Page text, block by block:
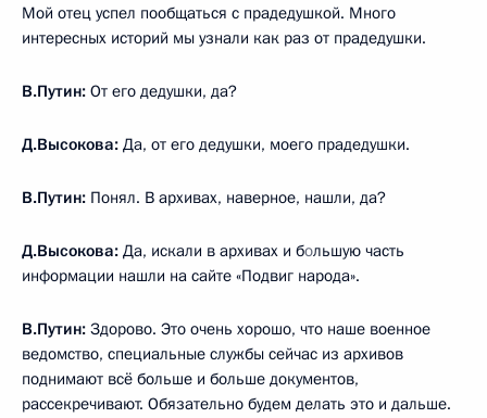
Мой отец успел пообщаться с прадедушкой. Много
интересных историй мы узнали как раз от прадедушки.
В.Путин: От его дедушки, да?
Д.Высокова: Да, от его дедушки, моего прадедушки.
В.Путин: Понял. В архивах, наверное, нашли, да?
Д.Высокова: Да, искали в архивах и большую часть
информации нашли на сайте «Подвиг народа».
В.Путин: Здорово. Это очень хорошо, что наше военное
ведомство, специальные службы сейчас из архивов
поднимают всё больше и больше документов,
рассекречивают. Обязательно будем делать это и дальше.